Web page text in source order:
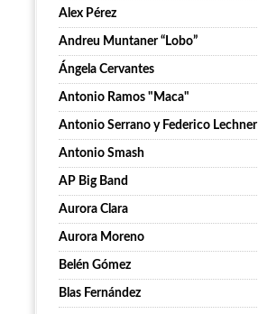
Alex Pérez
Andreu Muntaner “Lobo”
Ángela Cervantes
Antonio Ramos "Maca"
Antonio Serrano y Federico Lechner
Antonio Smash
AP Big Band
Aurora Clara
Aurora Moreno
Belén Gómez
Blas Fernández